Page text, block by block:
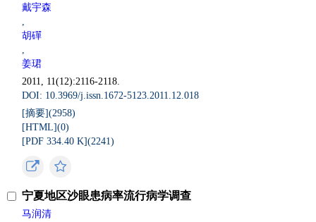
戴宇森
,
胡磾
,
姜珺
2011, 11(12):2116-2118.
DOI: 10.3969/j.issn.1672-5123.2011.12.018
[摘要](2958)
[HTML](0)
[PDF 334.40 K](2241)
宁夏地区沙眼患病率流行病学调查
马润清